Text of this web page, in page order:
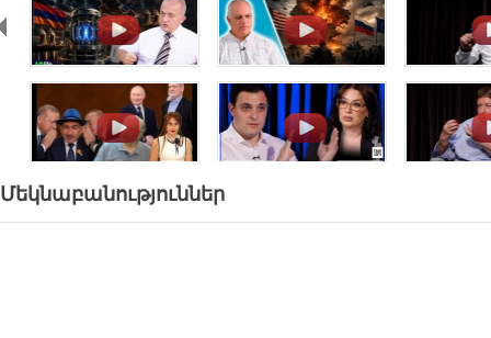
. . .
. . .
Մեկնաբանություններ